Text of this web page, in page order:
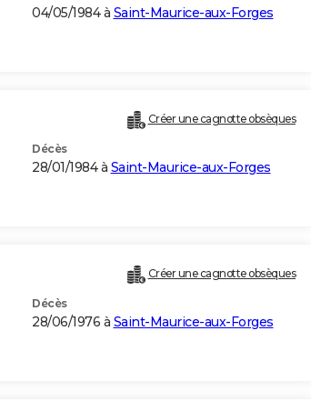
04/05/1984 à Saint-Maurice-aux-Forges
Créer une cagnotte obsèques
Décès
28/01/1984 à Saint-Maurice-aux-Forges
Créer une cagnotte obsèques
Décès
28/06/1976 à Saint-Maurice-aux-Forges